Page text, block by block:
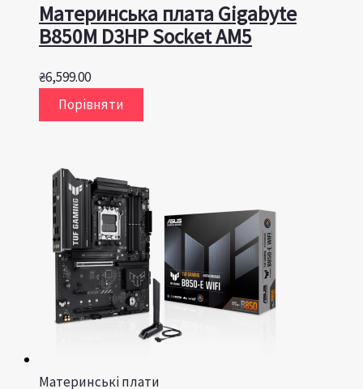
Материнська плата Gigabyte
B850M D3HP Socket AM5
₴6,599.00
Порівняти
Материнські плати